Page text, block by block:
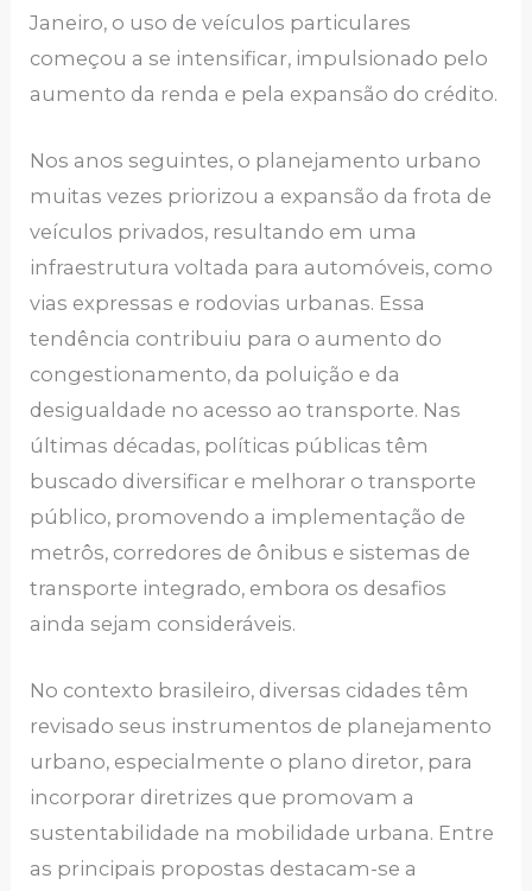
Janeiro, o uso de veículos particulares
começou a se intensificar, impulsionado pelo
aumento da renda e pela expansão do crédito.
Nos anos seguintes, o planejamento urbano
muitas vezes priorizou a expansão da frota de
veículos privados, resultando em uma
infraestrutura voltada para automóveis, como
vias expressas e rodovias urbanas. Essa
tendência contribuiu para o aumento do
congestionamento, da poluição e da
desigualdade no acesso ao transporte. Nas
últimas décadas, políticas públicas têm
buscado diversificar e melhorar o transporte
público, promovendo a implementação de
metrôs, corredores de ônibus e sistemas de
transporte integrado, embora os desafios
ainda sejam consideráveis.
No contexto brasileiro, diversas cidades têm
revisado seus instrumentos de planejamento
urbano, especialmente o plano diretor, para
incorporar diretrizes que promovam a
sustentabilidade na mobilidade urbana. Entre
as principais propostas destacam-se a